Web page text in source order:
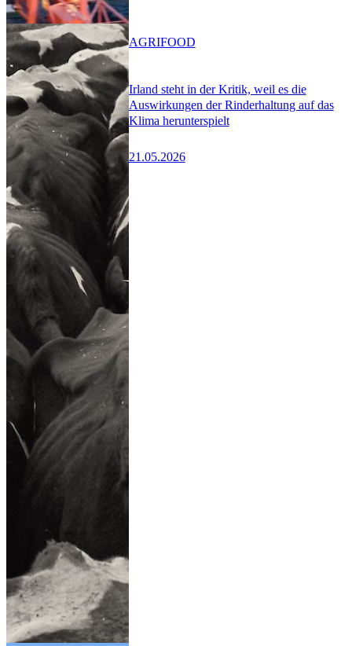
Irland steht in der Kritik, weil es die
Auswirkungen der Rinderhaltung auf das
Klima herunterspielt
21.05.2026
AGRIFOOD